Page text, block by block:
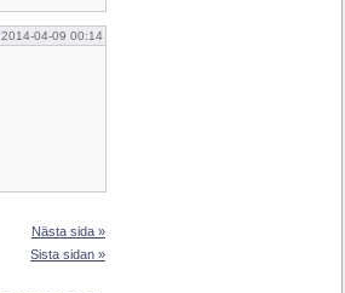
2014-04-09 00:14
Nästa sida »
Sista sidan »